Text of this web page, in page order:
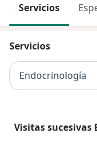
Servicios
Servicios
Endocrinología
Visitas sucesivas